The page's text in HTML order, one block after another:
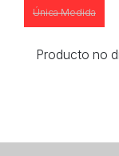
Única Medida
Producto no